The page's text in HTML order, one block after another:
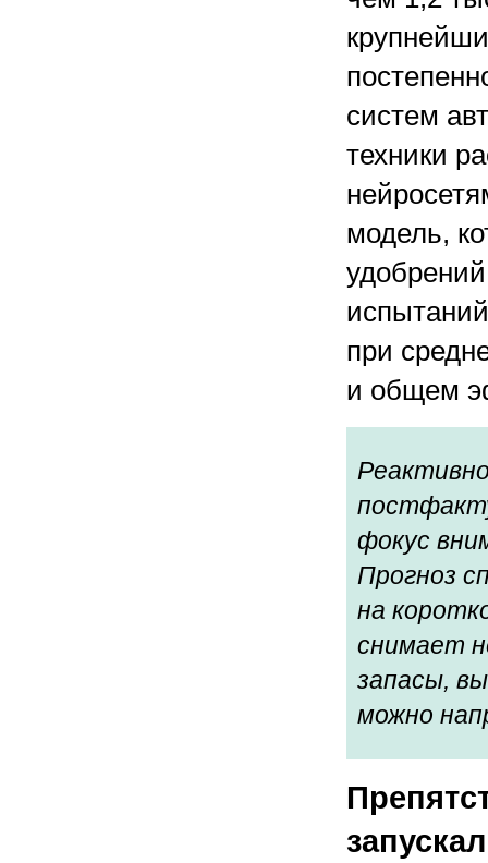
систем
техники
модель,
при
и общем
фокус
Прогноз
на
снимает
запасы,
можно